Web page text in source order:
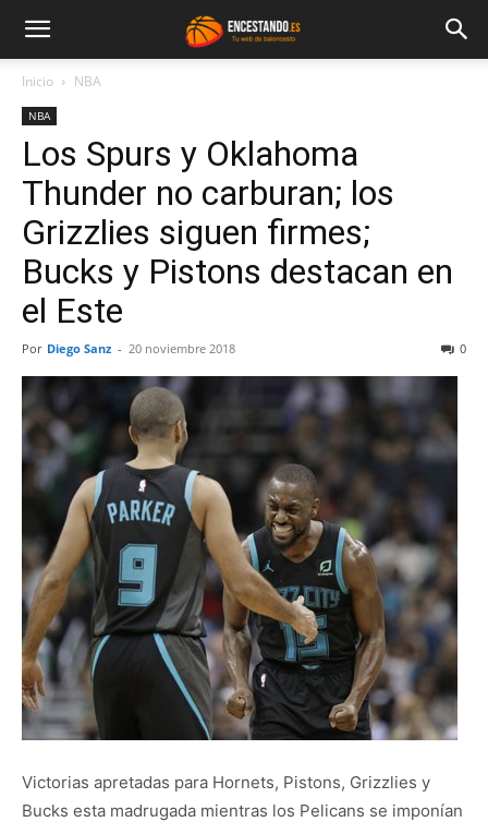
Inicio NBA
NBA
Los Spurs y Oklahoma
Thunder no carburan; los
Grizzlies siguen firmes;
Bucks y Pistons destacan en
el Este
Por Diego Sanz - 20 noviembre 2018 0
Victorias apretadas para Hornets, Pistons, Grizzlies y
Bucks esta madrugada mientras los Pelicans se imponían